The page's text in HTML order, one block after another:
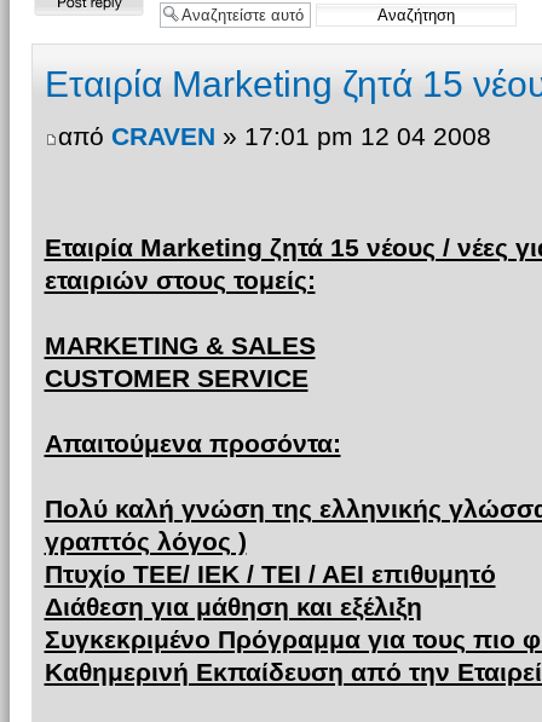
Δημιουργία
Εταιρία Marketing ζητά 15
από CRAVEN » 17:01 pm 12 04 2008
Εταιρία Marketing ζητά 15 νέους /
εταιριών στους τομείς:
MARKETING & SALES
CUSTOMER SERVICE
Απαιτούμενα προσόντα:
Πολύ καλή γνώση της ελληνικής
γραπτός λόγος )
Πτυχίο ΤΕΕ/ ΙΕΚ / ΤΕΙ / ΑΕΙ επιθυμητό
Διάθεση για μάθηση και εξέλιξη
Συγκεκριμένο Πρόγραμμα για τους πιο
Καθημερινή Εκπαίδευση από την